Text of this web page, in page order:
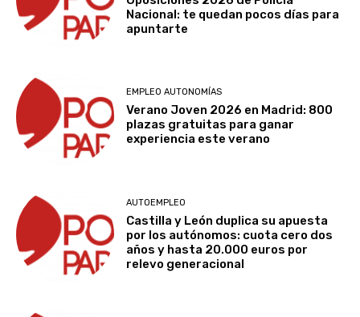
Nacional: te quedan pocos días para
apuntarte
EMPLEO AUTONOMÍAS
Verano Joven 2026 en Madrid: 800
plazas gratuitas para ganar
experiencia este verano
AUTOEMPLEO
Castilla y León duplica su apuesta
por los autónomos: cuota cero dos
años y hasta 20.000 euros por
relevo generacional